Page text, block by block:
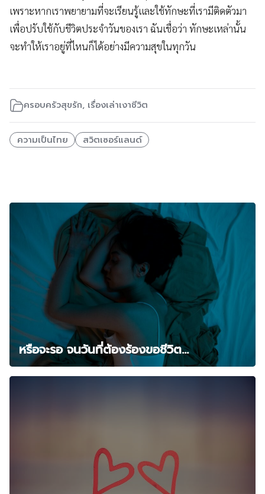
เพราะหากเราพยายามที่จะเรียนรู้และใช้ทักษะที่เรามีติดตัวมา
เพื่อปรับใช้กับชีวิตประจำวันของเรา ฉันเชื่อว่า ทักษะเหล่านั้น
จะทำให้เราอยู่ที่ไหนก็ได้อย่างมีความสุขในทุกวัน
ครอบครัวสุขรัก, เรื่องเล่าเงาชีวิต
ความเป็นไทย สวิตเซอร์แลนด์
หรือจะรอ จนวันที่ต้องร้องขอชีวิต…